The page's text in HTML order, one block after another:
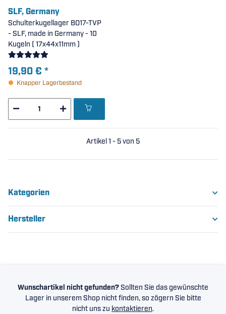
SLF, Germany
Schulterkugellager BO17-TVP
- SLF, made in Germany - 10
Kugeln ( 17x44x11mm )
19,90 € *
Knapper Lagerbestand
Artikel 1 - 5 von 5
Kategorien
Hersteller
Wunschartikel nicht gefunden? Sollten Sie das gewünschte
Lager in unserem Shop nicht finden, so zögern Sie bitte
nicht uns zu kontaktieren.